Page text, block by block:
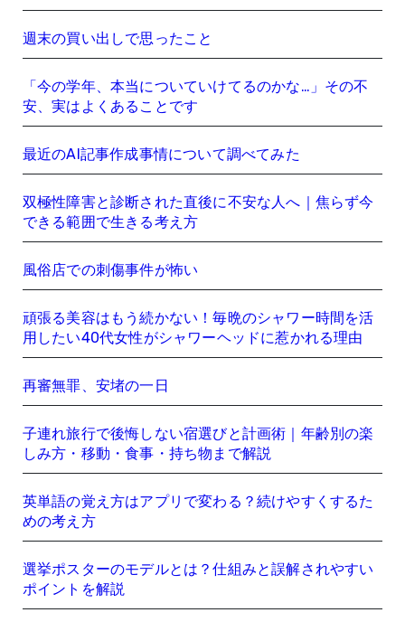
週末の買い出しで思ったこと
「今の学年、本当についていけてるのかな…」その不
安、実はよくあることです
最近のAI記事作成事情について調べてみた
双極性障害と診断された直後に不安な人へ｜焦らず今
できる範囲で生きる考え方
風俗店での刺傷事件が怖い
頑張る美容はもう続かない！毎晩のシャワー時間を活
用したい40代女性がシャワーヘッドに惹かれる理由
再審無罪、安堵の一日
子連れ旅行で後悔しない宿選びと計画術｜年齢別の楽
しみ方・移動・食事・持ち物まで解説
英単語の覚え方はアプリで変わる？続けやすくするた
めの考え方
選挙ポスターのモデルとは？仕組みと誤解されやすい
ポイントを解説